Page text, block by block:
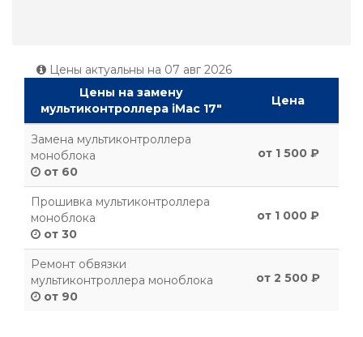
Цены актуальны на 07 авг 2026
Цены на замену
мультиконтроллера iMac 17"
Цена
Замена мультиконтроллера
моноблока
от 60
от 1 500 ₽
Прошивка мультиконтроллера
моноблока
от 30
от 1 000 ₽
Ремонт обвязки
мультиконтроллера моноблока
от 90
от 2 500 ₽